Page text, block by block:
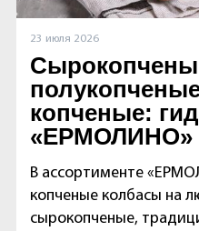
23 июля 2026
копченые:
«ЕРМОЛИНО»
В ассортименте
копченые колбасы на
сырокопченые,